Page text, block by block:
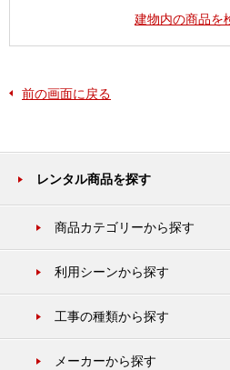
建物内の商品を
前の画面に戻る
レンタル商品を探す
商品カテゴリーから探す
利用シーンから探す
工事の種類から探す
メーカーから探す